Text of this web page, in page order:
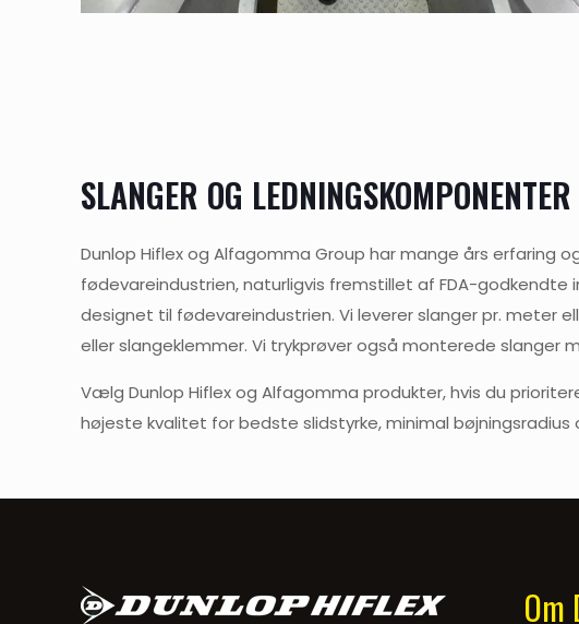
SLANGER OG LEDNINGSKOMPONENTER
Dunlop Hiflex og Alfagomma Group har mange års
fødevareindustrien, naturligvis fremstillet af FDA-
designet til fødevareindustrien. Vi leverer slanger pr. meter
eller slangeklemmer. Vi trykprøver også monterede slanger
Vælg Dunlop Hiflex og Alfagomma produkter, hvis du
højeste kvalitet for bedste slidstyrke, minimal bøjningsradius
Om